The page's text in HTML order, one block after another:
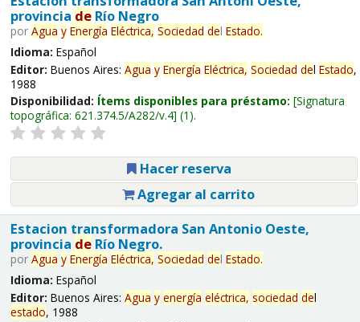
provincia deRío Negro
por Agua y Energía Eléctrica, Sociedad del Estado.
Idioma: Español
Editor: Buenos Aires: Agua y Energía Eléctrica, Sociedad del Estado,
1988
Disponibilidad: Ítems disponibles para préstamo: Signatura
topográfica: 621.374.5/A282/v.4 (1).
Hacer reserva
Agregar al carrito
Estacion transformadora San Antonio Oeste,
provincia deRío Negro.
por Agua y Energía Eléctrica, Sociedad del Estado.
Idioma: Español
Editor: Buenos Aires: Agua y energía eléctrica, sociedad del
estado, 1988